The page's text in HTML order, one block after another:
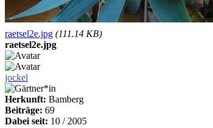
raetsel2e.jpg (111.14 KB)
raetsel2e.jpg
jockel
Herkunft: Bamberg
Beiträge: 69
Dabei seit: 10 / 2005